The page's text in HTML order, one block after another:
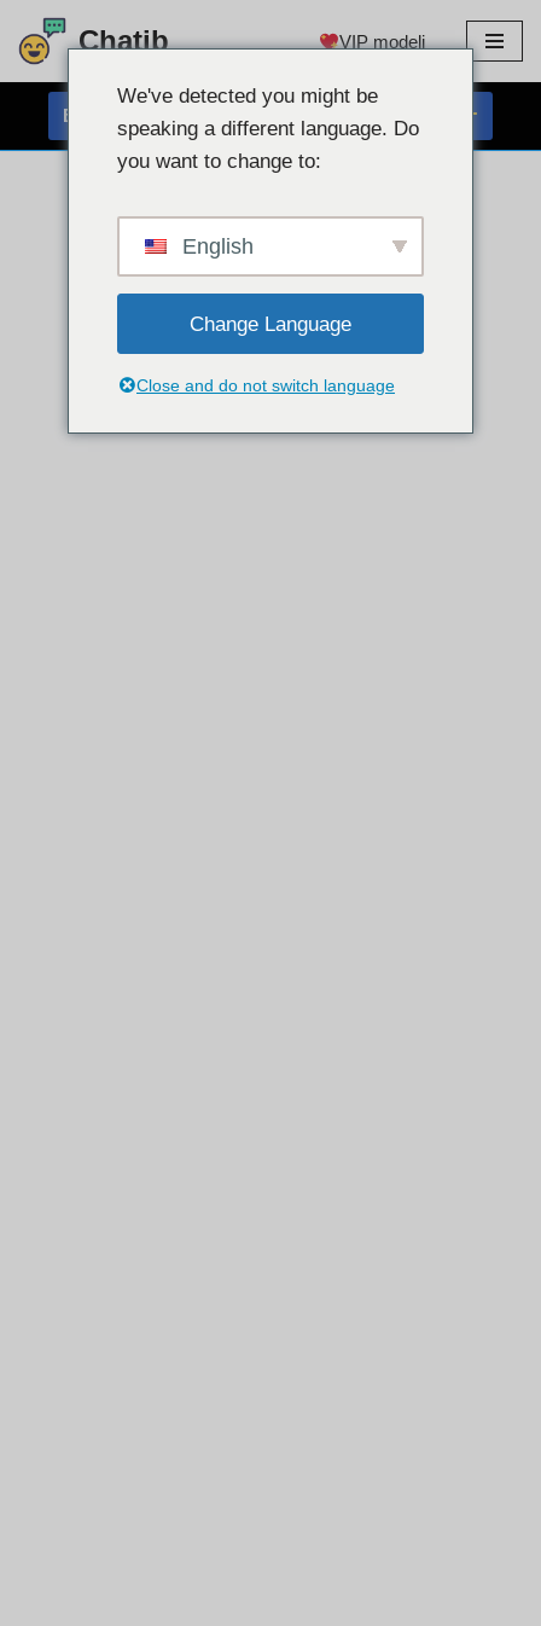
Preskoči
vsebino
Chatib VIP modeli
BREZPLAČEN KLEPET S SPLETNO KAMERO
We've detected you might be
speaking a different language. Do
you want to change to:
English
Change Language
Close and do not switch language